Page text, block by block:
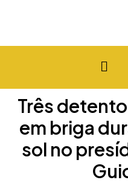
Três
em briga
sol no